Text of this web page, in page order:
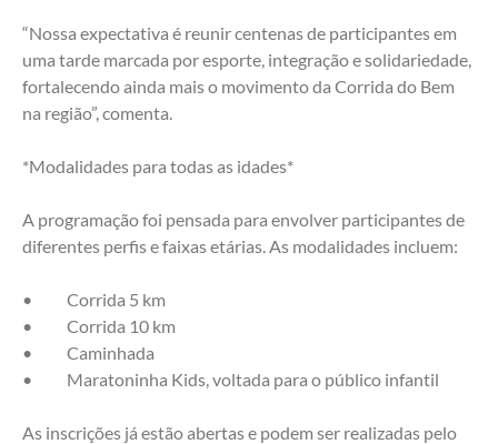
“Nossa expectativa é reunir centenas de participantes em
uma tarde marcada por esporte, integração e solidariedade,
fortalecendo ainda mais o movimento da Corrida do Bem
na região”, comenta.
*Modalidades para todas as idades*
A programação foi pensada para envolver participantes de
diferentes perfis e faixas etárias. As modalidades incluem:
•	Corrida 5 km
•	Corrida 10 km
•	Caminhada
•	Maratoninha Kids, voltada para o público infantil
As inscrições já estão abertas e podem ser realizadas pelo